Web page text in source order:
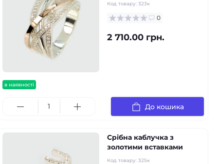
в наявності
Код товару: 323к
0
2 710.00 грн.
До кошика
Срібна каблучка з
золотими вставками
Код товару: 325к